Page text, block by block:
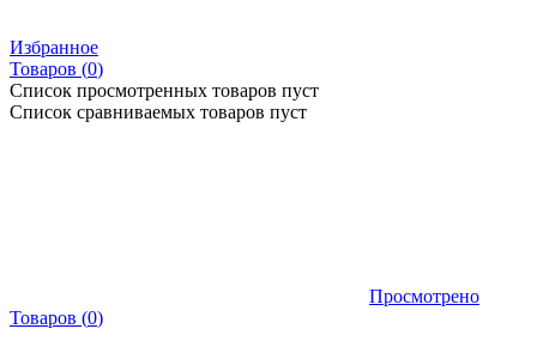
Избранное
Товаров (0)
Список просмотренных товаров пуст
Список сравниваемых товаров пуст
Просмотрено
Товаров (0)